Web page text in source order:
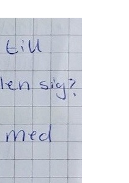
Samhällsorientering
Ekonomi
Fler ämnen
Övriga diskussioner